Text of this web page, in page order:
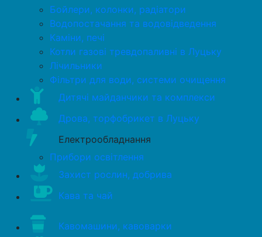
Бойлери, колонки, радіатори
Водопостачання та водовідведення
Каміни, печі
Котли газові тревдопаливні в Луцьку
Лічильники
Фільтри для води, системи очищення
Дитячі майданчики та комплекси
Дрова, торфобрикет в Луцьку
Електрообладнання
Прибори освітлення
Захист рослин, добрива
Кава та чай
Кавомашини, кавоварки